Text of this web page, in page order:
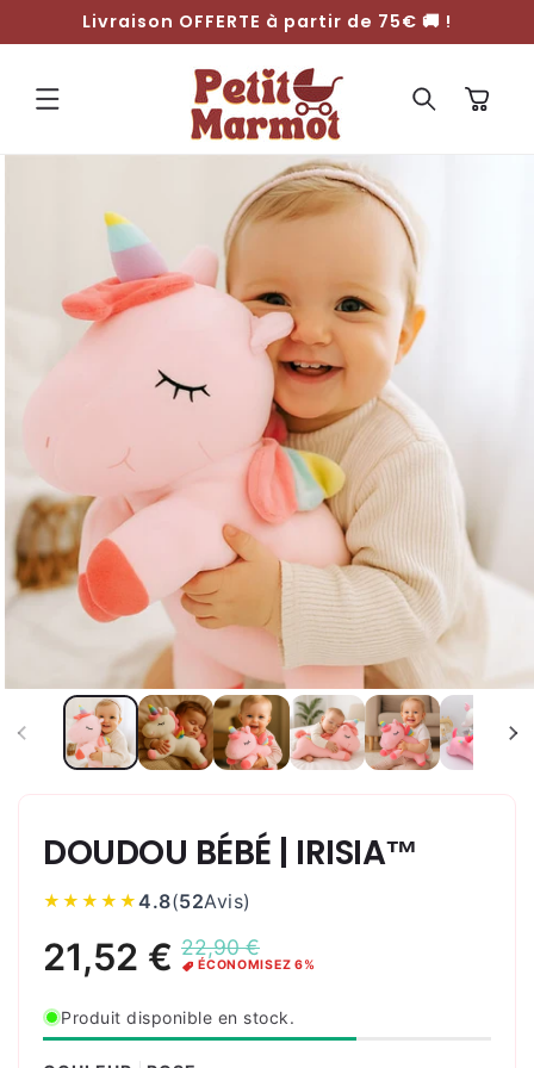
AU
Livraison OFFERTE à partir de 75€ 🚚 !
Panier
DOUDOU BÉBÉ | IRISIA™
★★★★★4.8(52Avis)
Produit disponible en stock.